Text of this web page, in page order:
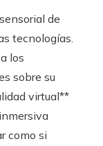
de
tecnologías.
los
sobre su
virtual**
como si